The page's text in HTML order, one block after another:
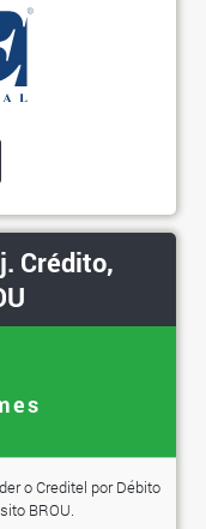
Crédito,
o Creditel por Débito
BROU.